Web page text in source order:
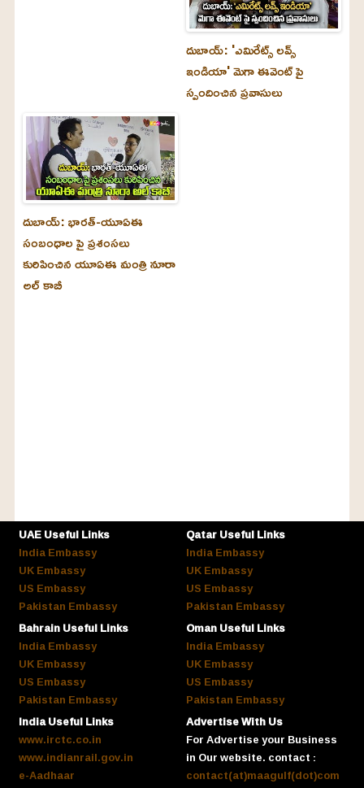
దుబాయ్‌: 'ఎమిరేట్స్ లవ్స్
ఇండియా' మెగా ఈవెంట్ పై
స్పందించిన ప్రవాసులు
దుబాయ్‌: భారత్-యూఏఈ
సంబంధాల పై ప్రశంసలు
కురిపించిన యూఏఈ మంత్రి నూరా
అల్‌ కాబీ
UAE Useful Links
India Embassy
UK Embassy
US Embassy
Pakistan Embassy
Qatar Useful Links
India Embassy
UK Embassy
US Embassy
Pakistan Embassy
Bahrain Useful Links
India Embassy
UK Embassy
US Embassy
Pakistan Embassy
Oman Useful Links
India Embassy
UK Embassy
US Embassy
Pakistan Embassy
India Useful Links
www.irctc.co.in
www.indianrail.gov.in
e-Aadhaar
Advertise With Us
For Advertise your Business
in Our website. contact :
contact(at)maagulf(dot)com